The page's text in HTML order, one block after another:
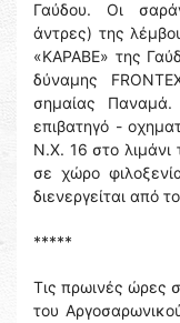
Γαύδου. Οι
άντρες) της
«ΚΑΡΑΒΕ» της
δύναμης
σημαίας
επιβατηγό -
Ν.Χ. 16 στο
σε χώρο
διενεργείται από
*****
Τις πρωινές ώρες
του